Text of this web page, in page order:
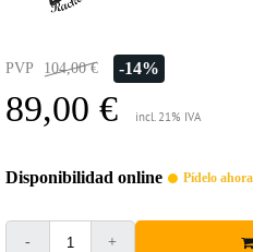
PVP 104,00 € -14%
89,00 € incl. 21% IVA
Disponibilidad online Pídelo
- +